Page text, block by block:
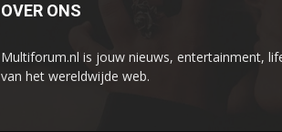
OVER ONS
Multiforum.nl is jouw nieuws, entertainment,
van het wereldwijde web.